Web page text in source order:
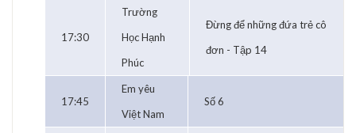
17:30
Trường
Học Hạnh
Phúc
Đừng để những đứa trẻ cô
đơn - Tập 14
17:45
Em yêu
Việt Nam
Số 6